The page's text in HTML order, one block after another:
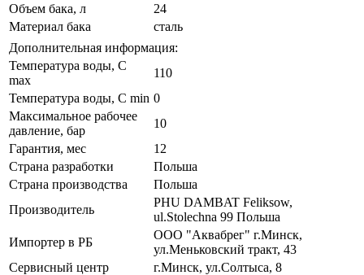
Объем бака, л
24
Материал бака
сталь
Дополнительная информация:
Температура воды, С
max
110
Температура воды, С min 0
Максимальное рабочее
давление, бар
10
Гарантия, мес
12
Страна разработки
Польша
Страна производства
Польша
Производитель
PHU DAMBAT Feliksow,
ul.Stolechna 99 Польша
Импортер в РБ
ООО "Аквабрег" г.Минск,
ул.Меньковский тракт, 43
Сервисный центр
г.Минск, ул.Солтыса, 8